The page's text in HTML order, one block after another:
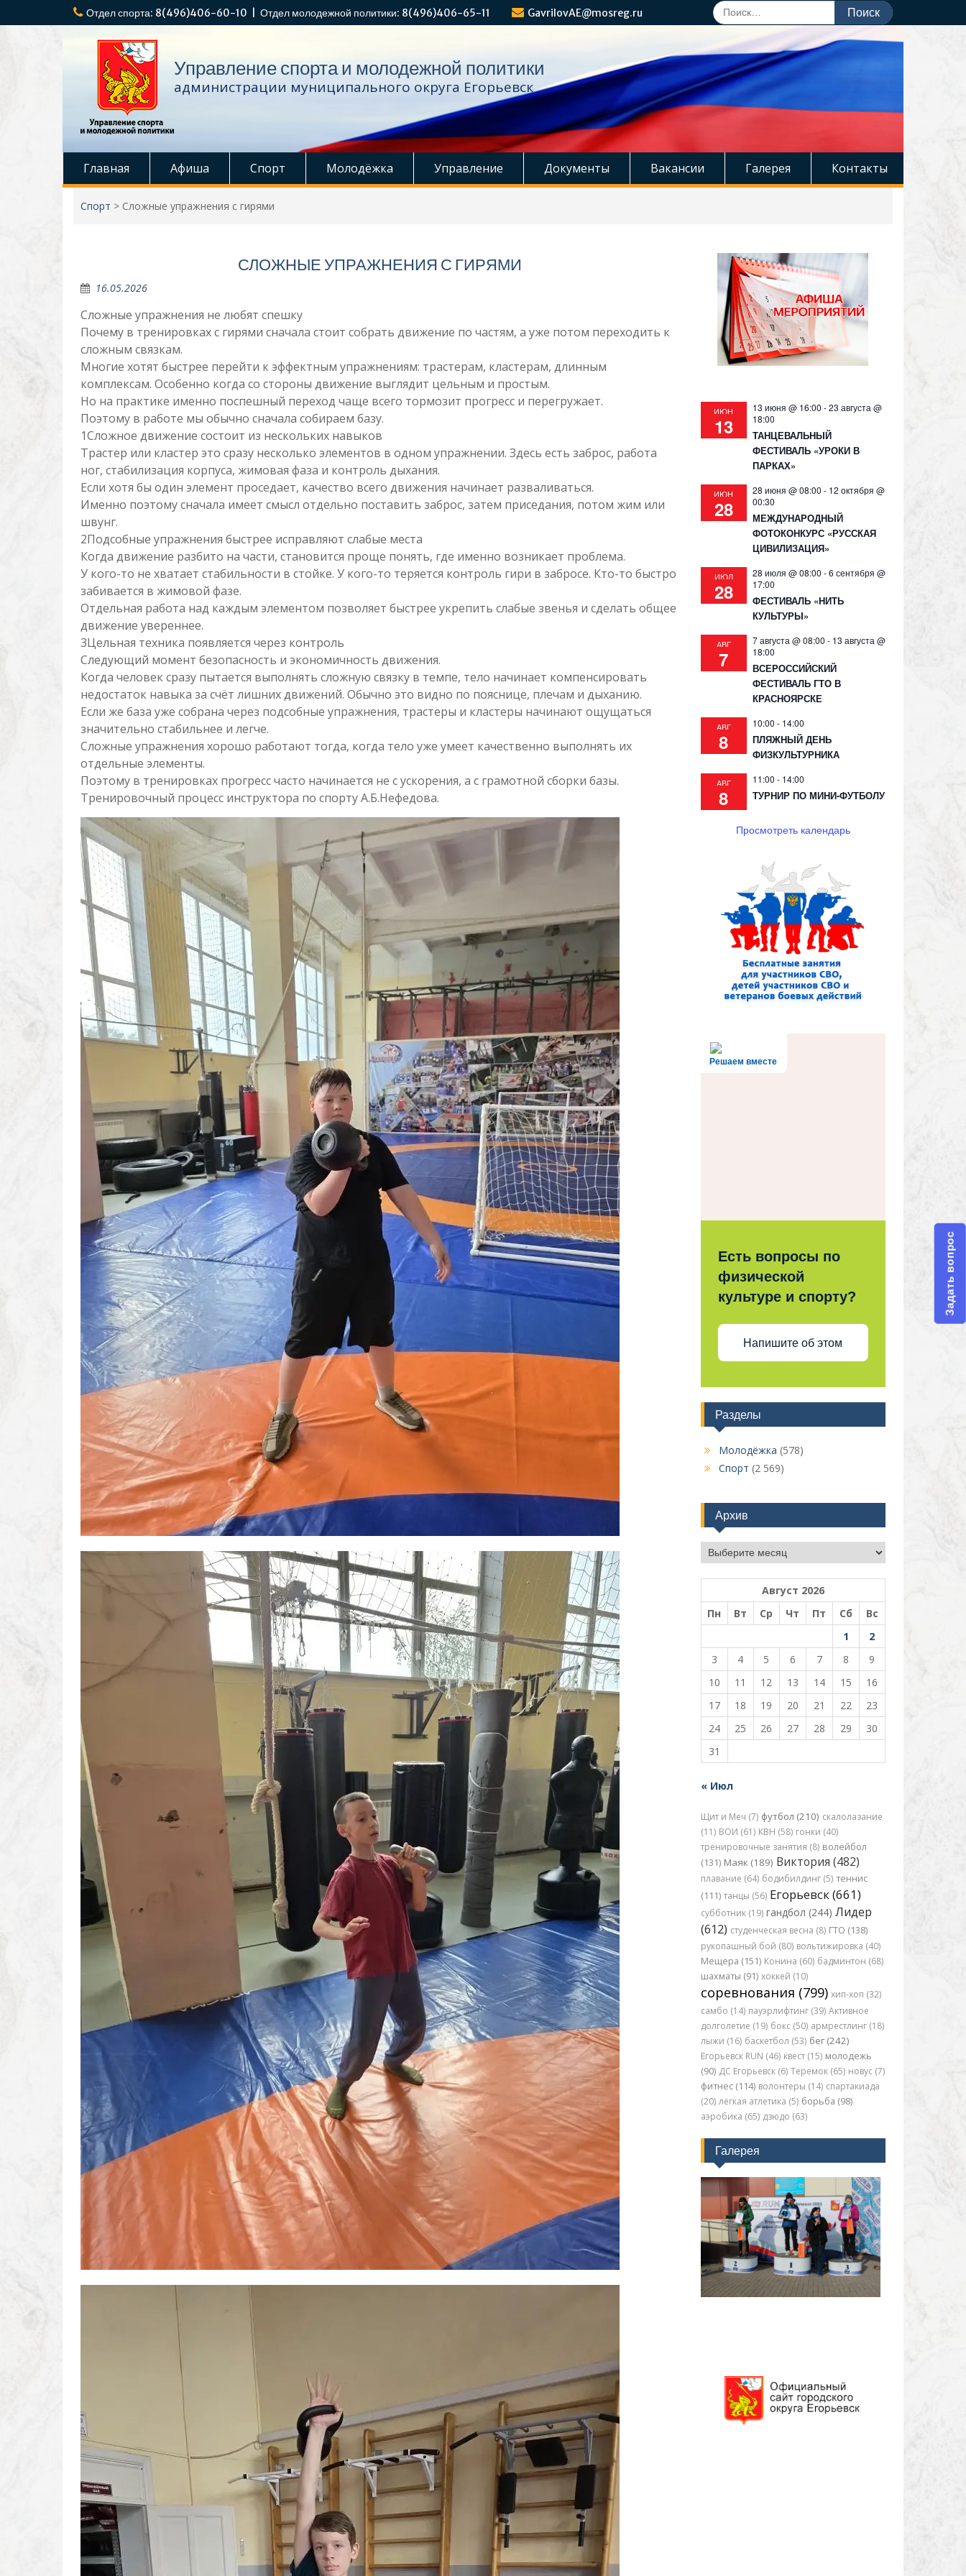
к
Отдел спорта: 8(496)406-60-10 | Отдел молодежной политики: 8(496)406-65-11 GavrilovAE@mosreg.ru
Поиск
по:
Управление спорта и молодежной политики
администрации муниципального округа Егорьевск
Главная Афиша Спорт Молодёжка Управление Документы Вакансии Галерея Контакты
Спорт > Сложные упражнения с гирями
СЛОЖНЫЕ УПРАЖНЕНИЯ С ГИРЯМИ
16.05.2026
Сложные упражнения не любят спешку
Почему в тренировках с гирями сначала стоит собрать движение по частям, а уже потом переходить к
сложным связкам.
Многие хотят быстрее перейти к эффектным упражнениям: трастерам, кластерам, длинным
комплексам. Особенно когда со стороны движение выглядит цельным и простым.
Но на практике именно поспешный переход чаще всего тормозит прогресс и перегружает.
Поэтому в работе мы обычно сначала собираем базу.
1Сложное движение состоит из нескольких навыков
Трастер или кластер это сразу несколько элементов в одном упражнении. Здесь есть заброс, работа
ног, стабилизация корпуса, жимовая фаза и контроль дыхания.
Если хотя бы один элемент проседает, качество всего движения начинает разваливаться.
Именно поэтому сначала имеет смысл отдельно поставить заброс, затем приседания, потом жим или
швунг.
2Подсобные упражнения быстрее исправляют слабые места
Когда движение разбито на части, становится проще понять, где именно возникает проблема.
У кого-то не хватает стабильности в стойке. У кого-то теряется контроль гири в забросе. Кто-то быстро
забивается в жимовой фазе.
Отдельная работа над каждым элементом позволяет быстрее укрепить слабые звенья и сделать общее
движение увереннее.
3Цельная техника появляется через контроль
Следующий момент безопасность и экономичность движения.
Когда человек сразу пытается выполнять сложную связку в темпе, тело начинает компенсировать
недостаток навыка за счёт лишних движений. Обычно это видно по пояснице, плечам и дыханию.
Если же база уже собрана через подсобные упражнения, трастеры и кластеры начинают ощущаться
значительно стабильнее и легче.
Сложные упражнения хорошо работают тогда, когда тело уже умеет качественно выполнять их
отдельные элементы.
Поэтому в тренировках прогресс часто начинается не с ускорения, а с грамотной сборки базы.
Тренировочный процесс инструктора по спорту А.Б.Нефедова.
ИЮН
13
13 июня @ 16:00 -23 августа @
18:00
ТАНЦЕВАЛЬНЫЙ
ФЕСТИВАЛЬ «УРОКИ В
ПАРКАХ»
ИЮН
28
28 июня @ 08:00 - 12 октября @
00:30
МЕЖДУНАРОДНЫЙ
ФОТОКОНКУРС «РУССКАЯ
ЦИВИЛИЗАЦИЯ»
ИЮЛ
28
28 июля @ 08:00 -6 сентября @
17:00
ФЕСТИВАЛЬ «НИТЬ
КУЛЬТУРЫ»
АВГ
7
7 августа @ 08:00 - 13 августа @
18:00
ВСЕРОССИЙСКИЙ
ФЕСТИВАЛЬ ГТО В
КРАСНОЯРСКЕ
АВГ
8
10:00 - 14:00
ПЛЯЖНЫЙ ДЕНЬ
ФИЗКУЛЬТУРНИКА
АВГ
8
11:00 - 14:00
ТУРНИР ПО МИНИ-ФУТБОЛУ
Просмотреть календарь
Решаем вместе
Есть вопросы по
физической
культуре и спорту?
Напишите об этом
Разделы
Молодёжка (578)
Спорт (2 569)
Архив
Архив
Август 2026
Пн
Вт Ср Чт Пт Сб
Вс
1
2
3
4 5 6 7 8
9
10
11 12 13 14 15
16
17
18 19 20 21 22
23
24
25 26 27 28 29
30
31
« Июл
Щит и Меч (7) футбол (210) скалолазание
(11) ВОИ (61) КВН (58) гонки (40)
тренировочные занятия (8) волейбол
(131) Маяк (189) Виктория (482)
плавание (64) бодибилдинг (5) теннис
(111) танцы (56) Егорьевск (661)
субботник (19) гандбол (244) Лидер
(612) студенческая весна (8) ГТО (138)
рукопашный бой (80) вольтижировка (40)
Мещера (151) Конина (60) бадминтон (68)
шахматы (91) хоккей (10)
соревнования (799) хип-хоп (32)
самбо (14) пауэрлифтинг (39) Активное
долголетие (19) бокс (50) армрестлинг (18)
лыжи (16) баскетбол (53) бег (242)
Егорьевск RUN (46) квест (15) молодежь
(90) ДС Егорьевск (6) Теремок (65) новус (7)
фитнес (114) волонтеры (14) спартакиада
(20) лёгкая атлетика (5) борьба (98)
аэробика (65) дзюдо (63)
Галерея
Задать вопрос